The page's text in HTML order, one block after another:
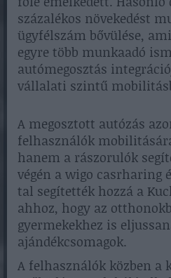
százalékos növekedést
ügyfélszám bővülése,
egyre több munkaadó
autómegosztás
vállalati szintű
A megosztott autózás
felhasználók
hanem a rászorulók
végén a wigo casrharing
tal segítették hozzá a
ahhoz, hogy az
gyermekekhez is
ajándékcsomagok.
A felhasználók közben a